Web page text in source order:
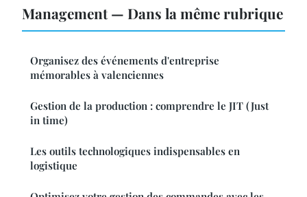
Management — Dans la même rubrique
Organisez des événements d'entreprise
mémorables à valenciennes
Gestion de la production : comprendre le JIT (Just
in time)
Les outils technologiques indispensables en
logistique